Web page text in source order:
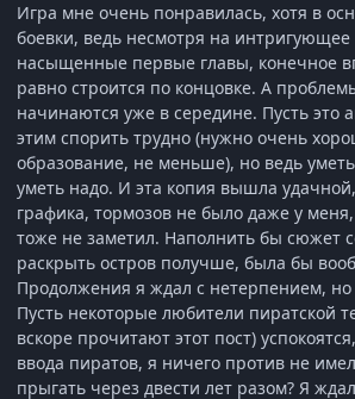
Игра мне очень понравилась, хотя в
боевки, ведь несмотря на интригующее
насыщенные первые главы, конечное
равно строится по концовке. А
начинаются уже в середине. Пусть это
этим спорить трудно (нужно очень
образование, не меньше), но ведь
уметь надо. И эта копия вышла
графика, тормозов не было даже у меня,
тоже не заметил. Наполнить бы сюжет
раскрыть остров получше, была бы
Продолжения я ждал с нетерпением, но
Пусть некоторые любители пиратской
вскоре прочитают этот пост)
ввода пиратов, я ничего против не
прыгать через двести лет разом? Я